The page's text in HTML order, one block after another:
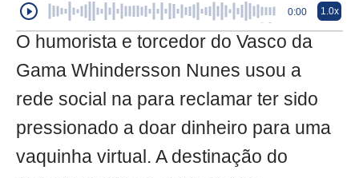
0:00 1.0x
O humorista e torcedor do Vasco da
Gama Whindersson Nunes usou a
rede social na para reclamar ter sido
pressionado a doar dinheiro para uma
vaquinha virtual. A destinação do